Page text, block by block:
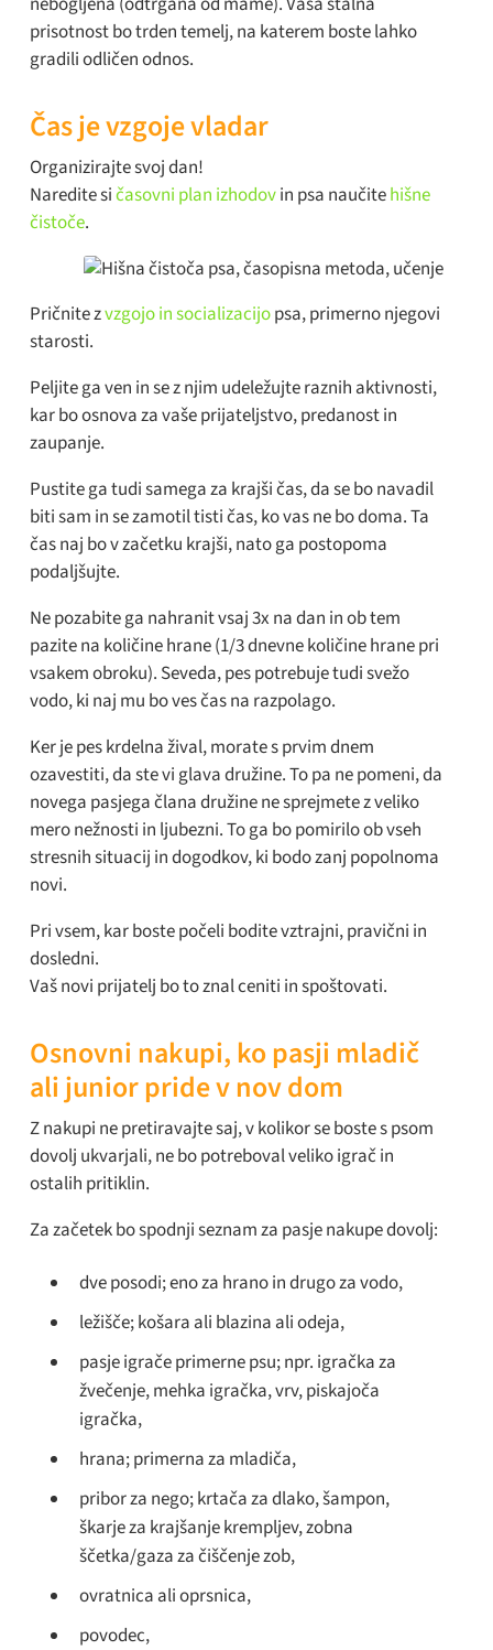
prisotnost bo trden temelj, na katerem boste lahko
gradili odličen odnos.
Čas je vzgoje vladar
Organizirajte svoj dan!
Naredite sičasovni plan izhodovin psa naučitehišne
čistoče.
Pričnite zvzgojo in socializacijopsa, primerno njegovi
starosti.
Peljite ga ven in se z njim udeležujte raznih aktivnosti,
kar bo osnova za vaše prijateljstvo, predanost in
zaupanje.
Pustite ga tudi samega za krajši čas, da se bo navadil
biti sam in se zamotil tisti čas, ko vas ne bo doma. Ta
čas naj bo v začetku krajši, nato ga postopoma
podaljšujte.
Ne pozabite ga nahranit vsaj 3x na dan in ob tem
pazite na količine hrane (1/3 dnevne količine hrane pri
vsakem obroku). Seveda, pes potrebuje tudi svežo
vodo, ki naj mu bo ves čas na razpolago.
Ker je pes krdelna žival, morate s prvim dnem
ozavestiti, da ste vi glava družine. To pa ne pomeni, da
novega pasjega člana družine ne sprejmete z veliko
mero nežnosti in ljubezni. To ga bo pomirilo ob vseh
stresnih situacij in dogodkov, ki bodo zanj popolnoma
novi.
Pri vsem, kar boste počeli bodite vztrajni, pravični in
dosledni.
Vaš novi prijatelj bo to znal ceniti in spoštovati.
Osnovni nakupi, ko pasji mladič
ali junior pride v nov dom
Z nakupi ne pretiravajte saj, v kolikor se boste s psom
dovolj ukvarjali, ne bo potreboval veliko igrač in
ostalih pritiklin.
Za začetek bo spodnji seznam za pasje nakupe dovolj:
dve posodi; eno za hrano in drugo za vodo,
ležišče; košara ali blazina ali odeja,
pasje igrače primerne psu; npr. igračka za
žvečenje, mehka igračka, vrv, piskajoča
igračka,
hrana; primerna za mladiča,
pribor za nego; krtača za dlako, šampon,
škarje za krajšanje krempljev, zobna
ščetka/gaza za čiščenje zob,
ovratnica ali oprsnica,
povodec,